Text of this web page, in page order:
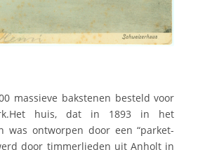
massieve bakstenen besteld voor
huis, dat in 1893 in het
was ontworpen door een “parket-
door timmerlieden uit Anholt in